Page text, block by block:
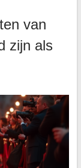
van
zijn als